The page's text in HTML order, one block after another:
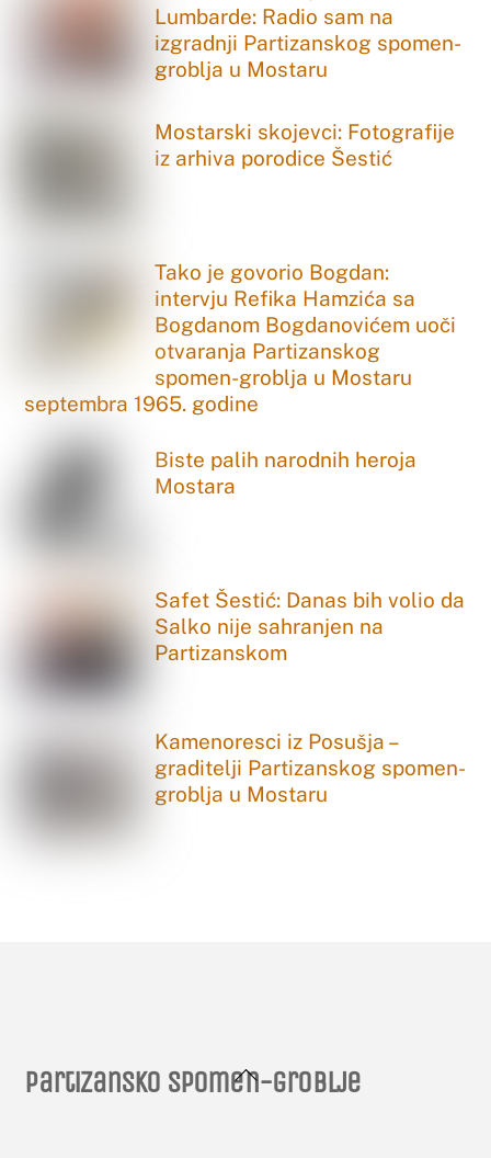
Lumbarde: Radio sam na
izgradnji Partizanskog spomen-
groblja u Mostaru
Mostarski skojevci: Fotografije
iz arhiva porodice Šestić
Tako je govorio Bogdan:
intervju Refika Hamzića sa
Bogdanom Bogdanovićem uoči
otvaranja Partizanskog
spomen-groblja u Mostaru
septembra 1965. godine
Biste palih narodnih heroja
Mostara
Safet Šestić: Danas bih volio da
Salko nije sahranjen na
Partizanskom
Kamenoresci iz Posušja –
graditelji Partizanskog spomen-
groblja u Mostaru
Back
Partizansko spomen-groblje